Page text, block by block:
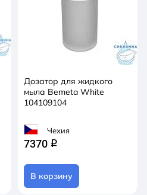
Дозатор для жидкого
мыла Bemeta White
104109104
Чехия
7370 q
В корзину